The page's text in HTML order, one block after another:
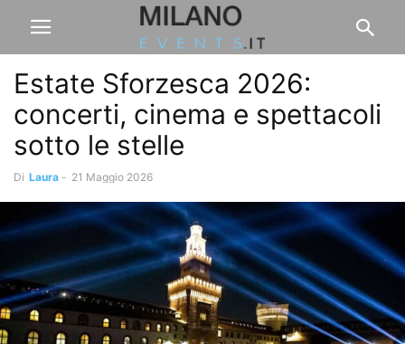
Estate Sforzesca 2026:
concerti, cinema e spettacoli
sotto le stelle
Di Laura - 21 Maggio 2026